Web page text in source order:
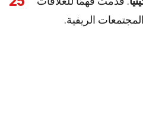
الريفية.